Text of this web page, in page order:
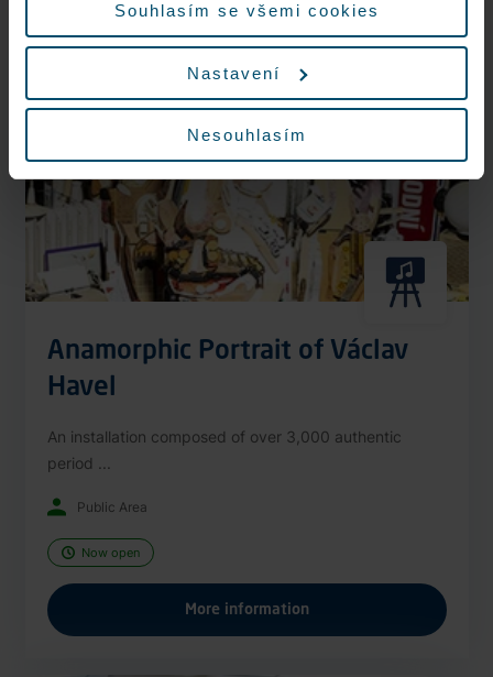
Souhlasím se všemi cookies
Nastavení
Nesouhlasím
Anamorphic Portrait of Václav
Havel
An installation composed of over 3,000 authentic
period ...
Public Area
Now open
More information